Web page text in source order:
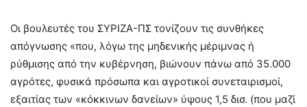
Οι βουλευτές του ΣΥΡΙΖΑ-ΠΣ τονίζουν τις συνθήκες
απόγνωσης «που, λόγω της μηδενικής μέριμνας ή
ρύθμισης από την κυβέρνηση, βιώνουν πάνω από 35.000
αγρότες, φυσικά πρόσωπα και αγροτικοί συνεταιρισμοί,
εξαιτίας των «κόκκινων δανείων» ύψους 1,5 δισ. (που μαζί